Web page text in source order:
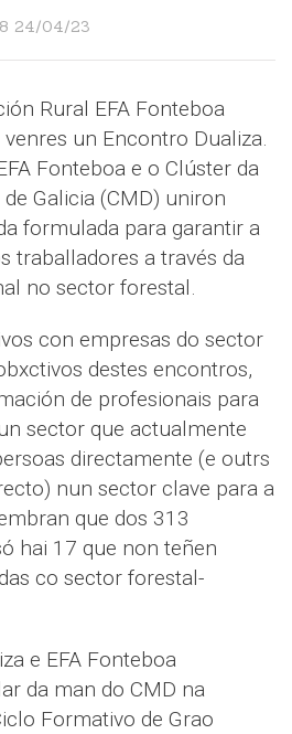
24/04/23
Rural EFA Fonteboa
un Encontro Dualiza.
Fonteboa e o Clúster da
Galicia (CMD) uniron
formulada para garantir a
traballadores a través da
no sector forestal.
con empresas do sector
destes encontros,
de profesionais para
sector que actualmente
directamente (e outrs
nun sector clave para a
que dos 313
hai 17 que non teñen
co sector forestal-
e EFA Fonteboa
da man do CMD na
Formativo de Grao